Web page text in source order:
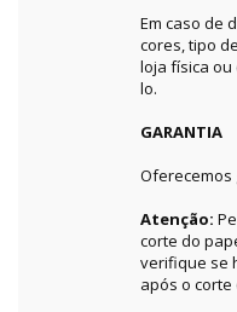
Em caso de
cores, tipo
loja física
lo.
GARANTIA
Atenção:
corte do
verifique se
após o